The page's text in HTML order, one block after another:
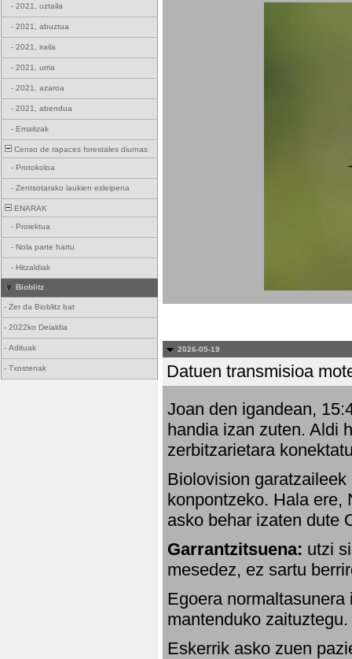
- 2021, uztaila
- 2021, abuztua
- 2021, iraila
- 2021, urria
- 2021, azaroa
- 2021, abendua
- Emaitzak
Censo de rapaces forestales diurnas
- Protokoloa
- Zentsotarako laukien esleipena
ENARAK
- Proiektua
- Nola parte hartu
- Hitzaldiak
Bioblitz
- Zer da Bioblitz bat
- 2022ko Deialdia
- Adituak
- Txostenak
2026-05-19
Datuen transmisioa
Joan den igandean,
handia izan zuten. Aldi
zerbitzarietara
Biolovision
konpontzeko. Hala ere,
asko behar izaten dute
Garrantzitsuena: utzi
mesedez, ez sartu
Egoera
mantenduko
Eskerrik asko zuen